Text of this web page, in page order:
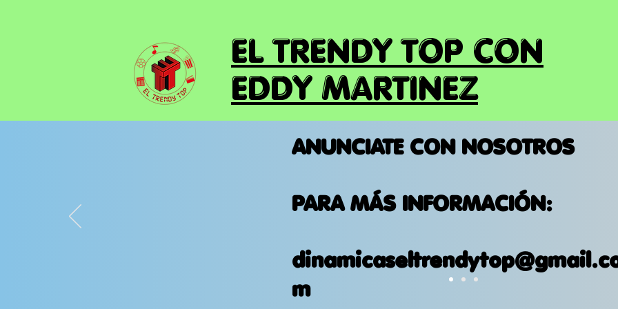
EL TRENDY TOP CON
EDDY MARTINEZ
ANUNCIATE CON NOSOTROS
PARA MÁS INFORMACIÓN:
m